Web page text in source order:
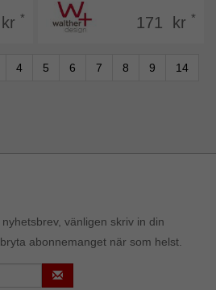
* 171 kr *
4 5 6 7 8 9 14
vänligen skriv in din
abonnemanget när som helst.